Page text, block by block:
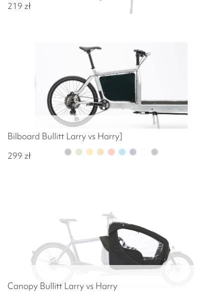
219 zł
Bilboard Bullitt Larry vs Harry]
299 zł
Canopy Bullitt Larry vs Harry